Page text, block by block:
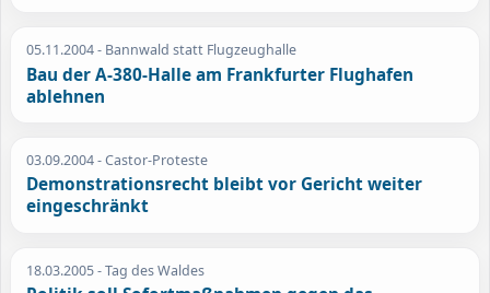
05.11.2004- Bannwald statt Flugzeughalle
Bau der A-380-Halle am Frankfurter Flughafen
ablehnen
03.09.2004- Castor-Proteste
Demonstrationsrecht bleibt vor Gericht weiter
eingeschränkt
18.03.2005- Tag des Waldes